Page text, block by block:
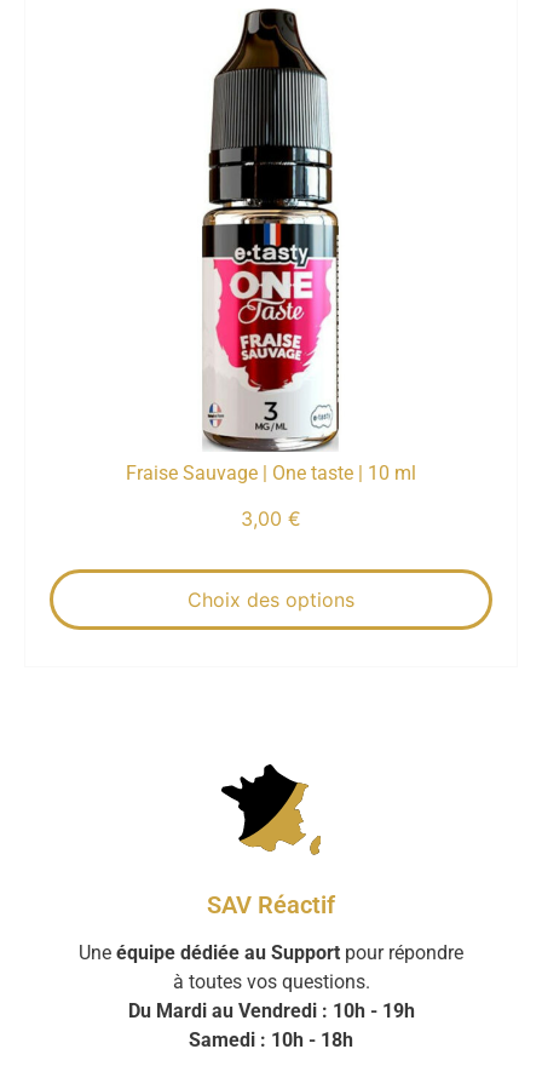
Fraise Sauvage | One taste | 10 ml
3,00 €
Choix des options
SAV Réactif
Une équipe dédiée au Support pour répondre
à toutes vos questions.
Du Mardi au Vendredi : 10h - 19h
Samedi : 10h - 18h